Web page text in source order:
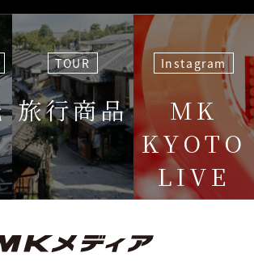
TOUR
旅行商品
Instagram
MK
KYOTO
LIVE